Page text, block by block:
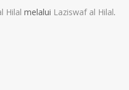
Hilal melalui Laziswaf al Hilal.